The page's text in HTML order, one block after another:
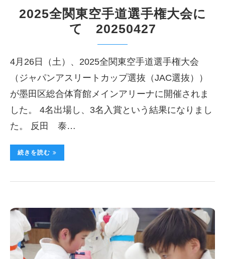
2025全関東空手道選手権大会に
て 20250427
4月26日（土）、2025全関東空手道選手権大会
（ジャパンアスリートカップ選抜（JAC選抜））
が墨田区総合体育館メインアリーナに開催されま
した。 4名出場し、3名入賞という結果になりまし
た。 反田 泰…
続きを読む